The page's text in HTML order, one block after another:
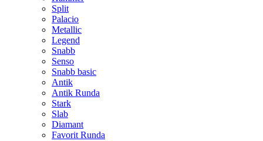
Split
Palacio
Metallic
Legend
Snabb
Senso
Snabb basic
Antik
Antik Runda
Stark
Slab
Diamant
Favorit Runda